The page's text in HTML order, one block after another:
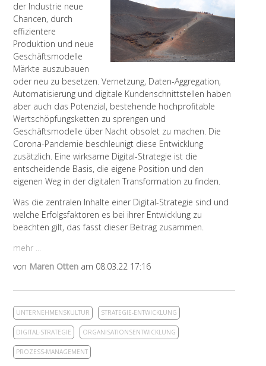
der Industrie neue
Chancen, durch
effizientere
Produktion und neue
Geschäftsmodelle
Märkte auszubauen
oder neu zu besetzen. Vernetzung, Daten-Aggregation,
Automatisierung und digitale Kundenschnittstellen haben
aber auch das Potenzial, bestehende hochprofitable
Wertschöpfungsketten zu sprengen und
Geschäftsmodelle über Nacht obsolet zu machen. Die
Corona-Pandemie beschleunigt diese Entwicklung
zusätzlich. Eine wirksame Digital-Strategie ist die
entscheidende Basis, die eigene Position und den
eigenen Weg in der digitalen Transformation zu finden.
Was die zentralen Inhalte einer Digital-Strategie sind und
welche Erfolgsfaktoren es bei ihrer Entwicklung zu
beachten gilt, das fasst dieser Beitrag zusammen.
mehr ...
von Maren Otten am 08.03.22 17:16
UNTERNEHMENSKULTUR STRATEGIE-ENTWICKLUNG
DIGITAL-STRATEGIE ORGANISATIONSENTWICKLUNG
PROZESS-MANAGEMENT